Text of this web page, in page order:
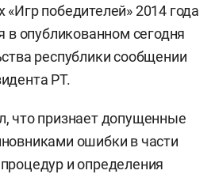
победителей» 2014 года
в опубликованном сегодня
республики сообщении
РТ.
что признает допущенные
ошибки в части
и определения